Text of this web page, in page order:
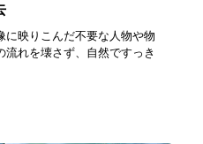
に映りこんだ不要な人物や物
れを壊さず、自然ですっき